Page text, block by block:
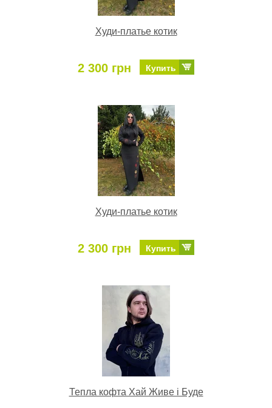
Худи-платье котик
2 300 грн Купить
Худи-платье котик
2 300 грн Купить
Тепла кофта Хай Живе і Буде